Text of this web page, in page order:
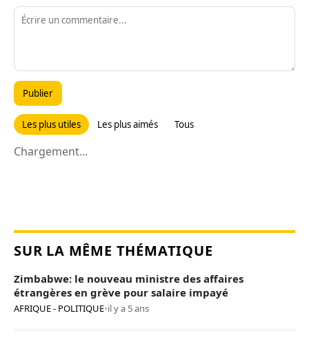
Publier
Les plus utiles Les plus aimés Tous
Chargement...
SUR LA MÊME THÉMATIQUE
Zimbabwe: le nouveau ministre des affaires
étrangères en grève pour salaire impayé
AFRIQUE - POLITIQUE•il y a 5 ans